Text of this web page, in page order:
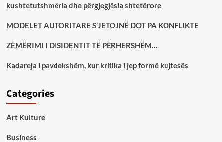
kushtetutshmëria dhe përgjegjësia shtetërore
MODELET AUTORITARE S’JETOJNË DOT PA KONFLIKTE
ZËMËRIMI I DISIDENTIT TË PËRHERSHËM…
Kadareja i pavdekshëm, kur kritika i jep formë kujtesës
Categories
Art Kulture
Business